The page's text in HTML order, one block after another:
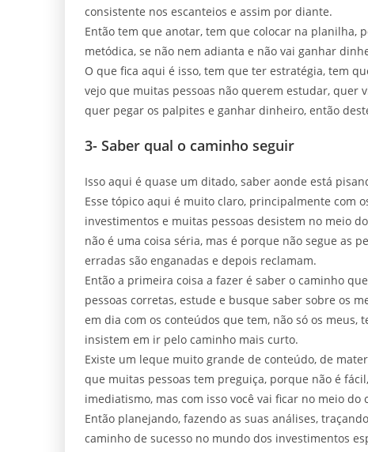
consistente nos escanteios e assim por diante.
Então tem que anotar, tem que colocar na planilha,
metódica, se não nem adianta e não vai ganhar
O que fica aqui é isso, tem que ter estratégia, tem
vejo que muitas pessoas não querem estudar, quer
quer pegar os palpites e ganhar dinheiro, então
3- Saber qual o caminho seguir
Isso aqui é quase um ditado, saber aonde está
Esse tópico aqui é muito claro, principalmente com
investimentos e muitas pessoas desistem no meio
não é uma coisa séria, mas é porque não segue as
erradas são enganadas e depois reclamam.
Então a primeira coisa a fazer é saber o caminho
pessoas corretas, estude e busque saber sobre os
em dia com os conteúdos que tem, não só os meus,
insistem em ir pelo caminho mais curto.
Existe um leque muito grande de conteúdo, de
que muitas pessoas tem preguiça, porque não é
imediatismo, mas com isso você vai ficar no meio do
Então planejando, fazendo as suas análises,
caminho de sucesso no mundo dos investimentos